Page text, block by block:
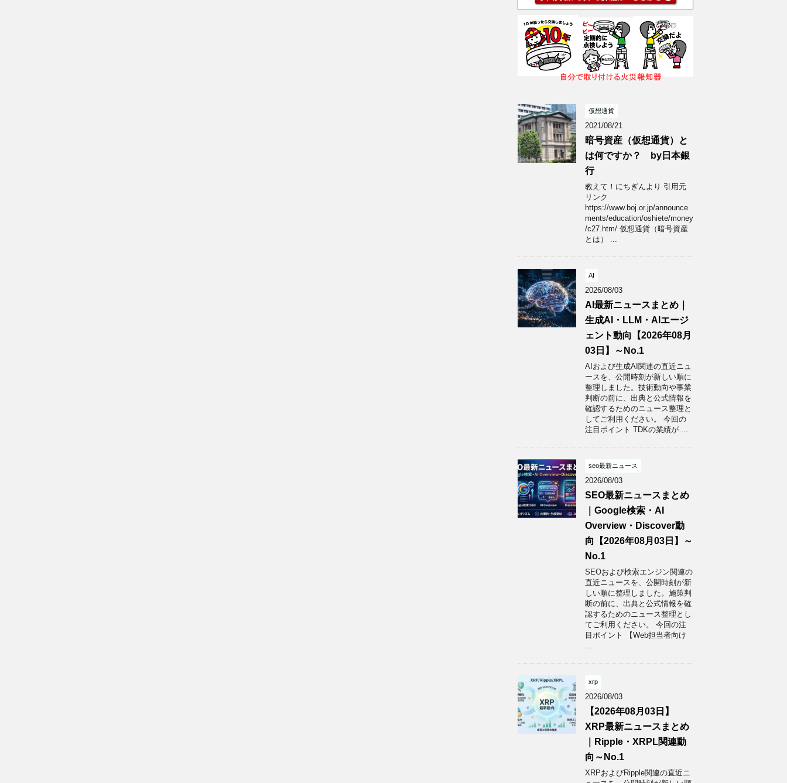
仮想通貨
2021/08/21
暗号資産（仮想通貨）と
は何ですか？ by日本銀
行
教えて！にちぎんより 引用元
リンク
https://www.boj.or.jp/announce
ments/education/oshiete/money
/c27.htm/ 仮想通貨（暗号資産
とは） ...
AI
2026/08/03
AI最新ニュースまとめ｜
生成AI・LLM・AIエージ
ェント動向【2026年08月
03日】～No.1
AIおよび生成AI関連の直近ニュ
ースを、公開時刻が新しい順に
整理しました。技術動向や事業
判断の前に、出典と公式情報を
確認するためのニュース整理と
してご利用ください。 今回の
注目ポイント TDKの業績が ...
seo最新ニュース
2026/08/03
SEO最新ニュースまとめ
｜Google検索・AI
Overview・Discover動
向【2026年08月03日】～
No.1
SEOおよび検索エンジン関連の
直近ニュースを、公開時刻が新
しい順に整理しました。施策判
断の前に、出典と公式情報を確
認するためのニュース整理とし
てご利用ください。 今回の注
目ポイント 【Web担当者向け
xrp
2026/08/03
【2026年08月03日】
XRP最新ニュースまとめ
｜Ripple・XRPL関連動
向～No.1
XRPおよびRipple関連の直近ニ